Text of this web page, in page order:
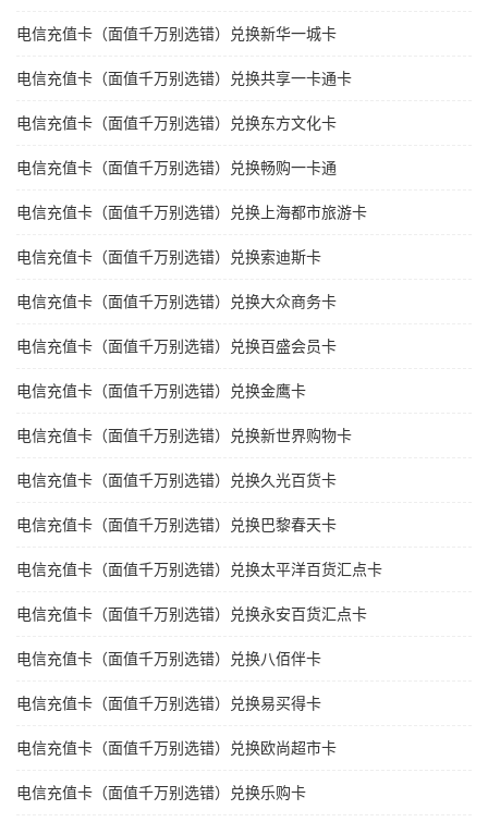
电信充值卡（面值千万别选错）兑换新华一城卡
电信充值卡（面值千万别选错）兑换共享一卡通卡
电信充值卡（面值千万别选错）兑换东方文化卡
电信充值卡（面值千万别选错）兑换畅购一卡通
电信充值卡（面值千万别选错）兑换上海都市旅游卡
电信充值卡（面值千万别选错）兑换索迪斯卡
电信充值卡（面值千万别选错）兑换大众商务卡
电信充值卡（面值千万别选错）兑换百盛会员卡
电信充值卡（面值千万别选错）兑换金鹰卡
电信充值卡（面值千万别选错）兑换新世界购物卡
电信充值卡（面值千万别选错）兑换久光百货卡
电信充值卡（面值千万别选错）兑换巴黎春天卡
电信充值卡（面值千万别选错）兑换太平洋百货汇点卡
电信充值卡（面值千万别选错）兑换永安百货汇点卡
电信充值卡（面值千万别选错）兑换八佰伴卡
电信充值卡（面值千万别选错）兑换易买得卡
电信充值卡（面值千万别选错）兑换欧尚超市卡
电信充值卡（面值千万别选错）兑换乐购卡